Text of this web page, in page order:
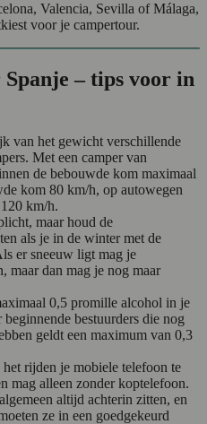
Valencia, Sevilla of Málaga,
voor je campertour.
– tips voor in
van het gewicht verschillende
Met een camper van
de bebouwde kom maximaal
kom 80 km/h, op autowegen
km/h.
maar houd de
als je in de winter met de
er sneeuw ligt mag je
maar dan mag je nog maar
0,5 promille alcohol in je
bestuurders die nog
geldt een maximum van 0,3
rijden je mobiele telefoon te
mag alleen zonder koptelefoon.
altijd achterin zitten, en
ze in een goedgekeurd